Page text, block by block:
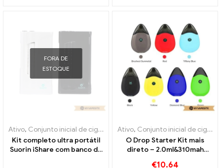
FORA DE
ESTOQUE
Ativo, Conjunto inicial de cigarro eletrônico ,Evaporador
Kit completo ultra portátil
Suorin iShare com banco de
Ativo, Conjunto inicial de cigarro eletrônico
O Drop Starter Kit mais
direto – 2.0ml&310mah
€10.64